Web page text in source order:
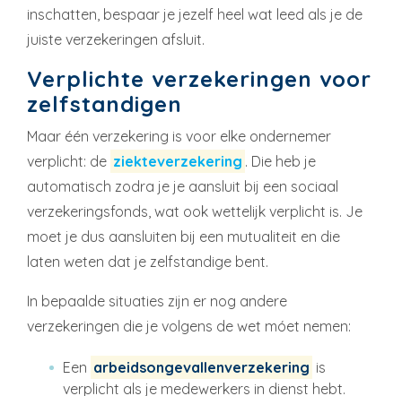
inschatten, bespaar je jezelf heel wat leed als je de
juiste verzekeringen afsluit.
Verplichte verzekeringen voor
zelfstandigen
Maar één verzekering is voor elke ondernemer
verplicht: de ziekteverzekering . Die heb je
automatisch zodra je je aansluit bij een sociaal
verzekeringsfonds, wat ook wettelijk verplicht is. Je
moet je dus aansluiten bij een mutualiteit en die
laten weten dat je zelfstandige bent.
In bepaalde situaties zijn er nog andere
verzekeringen die je volgens de wet móet nemen:
Een arbeidsongevallenverzekering is
verplicht als je medewerkers in dienst hebt.